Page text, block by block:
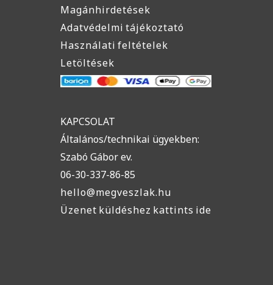
Magánhirdetések
Adatvédelmi tájékoztató
Használati feltételek
Letöltések
KAPCSOLAT
Általános/technikai ügyekben:
Szabó Gábor ev.
06-30-337-86-85
hello@megveszlak.hu
Üzenet küldéshez kattints ide